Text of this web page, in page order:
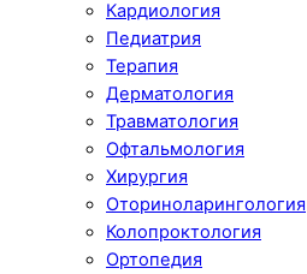
Кардиология
Педиатрия
Терапия
Дерматология
Травматология
Офтальмология
Хирургия
Оториноларингология
Колопроктология
Ортопедия